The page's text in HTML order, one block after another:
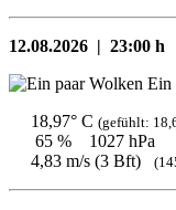
12.08.2026 | 23:00 h
Ein
18,97° C (gefühlt:
65 %
1027 hPa
4,83 m/s (3 Bft)